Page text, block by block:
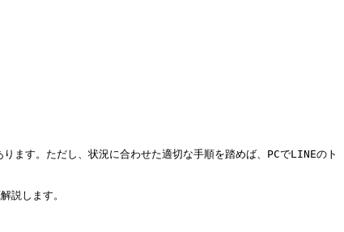
ます。ただし、状況に合わせた適切な手順を踏めば、PCでLINEのト
説します。